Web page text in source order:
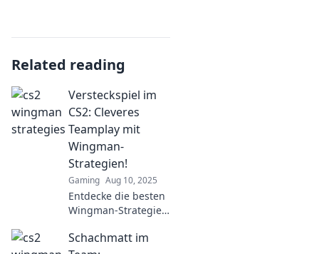
Related reading
Versteckspiel im
CS2: Cleveres
Teamplay mit
Wingman-
Strategien!
Gaming Aug 10, 2025
Entdecke die besten
Wingman-Strategien
CS2! Werde zum
Schachmatt im